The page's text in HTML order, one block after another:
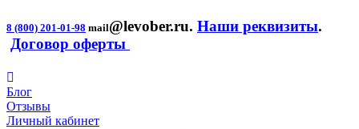
8 (800) 201-01-98 mail@levober.ru. Наши реквизиты.
Договор оферты
Блог
Отзывы
Личный кабинет